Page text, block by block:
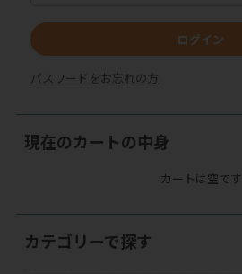
ログイン
パスワードをお忘れの方
現在のカートの中身
カートは空です
カテゴリーで探す